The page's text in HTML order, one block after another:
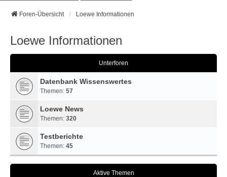
Foren-Übersicht Loewe Informationen
Loewe Informationen
Unterforen
Datenbank Wissenswertes
Themen: 57
Loewe News
Themen: 320
Testberichte
Themen: 45
Aktive Themen